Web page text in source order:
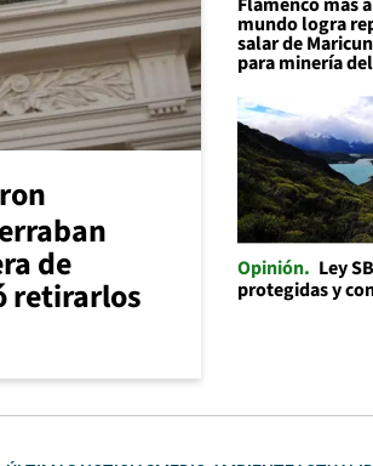
de
retirarlos
Flamenco más
mundo logra
salar de
para minería
Opinión
Ley
protegidas y